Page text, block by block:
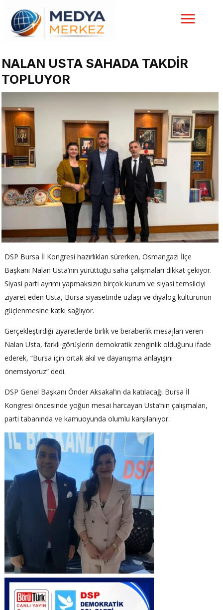
NALAN USTA SAHADA TAKDİR
TOPLUYOR
DSP Bursa İl Kongresi hazırlıkları sürerken, Osmangazi İlçe
Başkanı Nalan Usta’nın yürüttüğü saha çalışmaları dikkat çekiyor.
Siyasi parti ayrımı yapmaksızın birçok kurum ve siyasi temsilciyi
ziyaret eden Usta, Bursa siyasetinde uzlaşı ve diyalog kültürünün
güçlenmesine katkı sağlıyor.
Gerçekleştirdiği ziyaretlerde birlik ve beraberlik mesajları veren
Nalan Usta, farklı görüşlerin demokratik zenginlik olduğunu ifade
ederek, “Bursa için ortak akıl ve dayanışma anlayışını
önemsiyoruz” dedi.
DSP Genel Başkanı Önder Aksakal’ın da katılacağı Bursa İl
Kongresi öncesinde yoğun mesai harcayan Usta’nın çalışmaları,
parti tabanında ve kamuoyunda olumlu karşılanıyor.